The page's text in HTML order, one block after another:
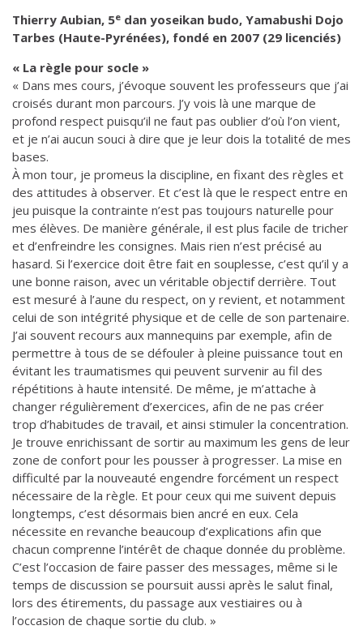
Thierry Aubian, 5e dan yoseikan budo, Yamabushi Dojo
Tarbes (Haute-Pyrénées), fondé en 2007 (29 licenciés)
« La règle pour socle »
« Dans mes cours, j’évoque souvent les professeurs que j’ai
croisés durant mon parcours. J’y vois là une marque de
profond respect puisqu’il ne faut pas oublier d’où l’on vient,
et je n’ai aucun souci à dire que je leur dois la totalité de mes
bases.
À mon tour, je promeus la discipline, en fixant des règles et
des attitudes à observer. Et c’est là que le respect entre en
jeu puisque la contrainte n’est pas toujours naturelle pour
mes élèves. De manière générale, il est plus facile de tricher
et d’enfreindre les consignes. Mais rien n’est précisé au
hasard. Si l’exercice doit être fait en souplesse, c’est qu’il y a
une bonne raison, avec un véritable objectif derrière. Tout
est mesuré à l’aune du respect, on y revient, et notamment
celui de son intégrité physique et de celle de son partenaire.
J’ai souvent recours aux mannequins par exemple, afin de
permettre à tous de se défouler à pleine puissance tout en
évitant les traumatismes qui peuvent survenir au fil des
répétitions à haute intensité. De même, je m’attache à
changer régulièrement d’exercices, afin de ne pas créer
trop d’habitudes de travail, et ainsi stimuler la concentration.
Je trouve enrichissant de sortir au maximum les gens de leur
zone de confort pour les pousser à progresser. La mise en
difficulté par la nouveauté engendre forcément un respect
nécessaire de la règle. Et pour ceux qui me suivent depuis
longtemps, c’est désormais bien ancré en eux. Cela
nécessite en revanche beaucoup d’explications afin que
chacun comprenne l’intérêt de chaque donnée du problème.
C’est l’occasion de faire passer des messages, même si le
temps de discussion se poursuit aussi après le salut final,
lors des étirements, du passage aux vestiaires ou à
l’occasion de chaque sortie du club. »